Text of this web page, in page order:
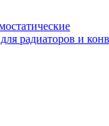
радиаторов и